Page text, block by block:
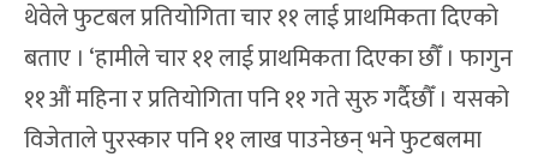
थेवेले फुटबल प्रतियोगिता चार ११ लाई प्राथमिकता दिएको
बताए । ‘हामीले चार ११ लाई प्राथमिकता दिएका छौँ । फागुन
११औं महिना र प्रतियोगिता पनि ११ गते सुरु गर्दैछौँ । यसको
विजेताले पुरस्कार पनि ११ लाख पाउनेछन् भने फुटबलमा